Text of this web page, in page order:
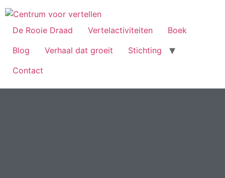
De Rooie Draad Vertelactiviteiten
Boek
Blog
Verhaal dat groeit
Stichting
Contact